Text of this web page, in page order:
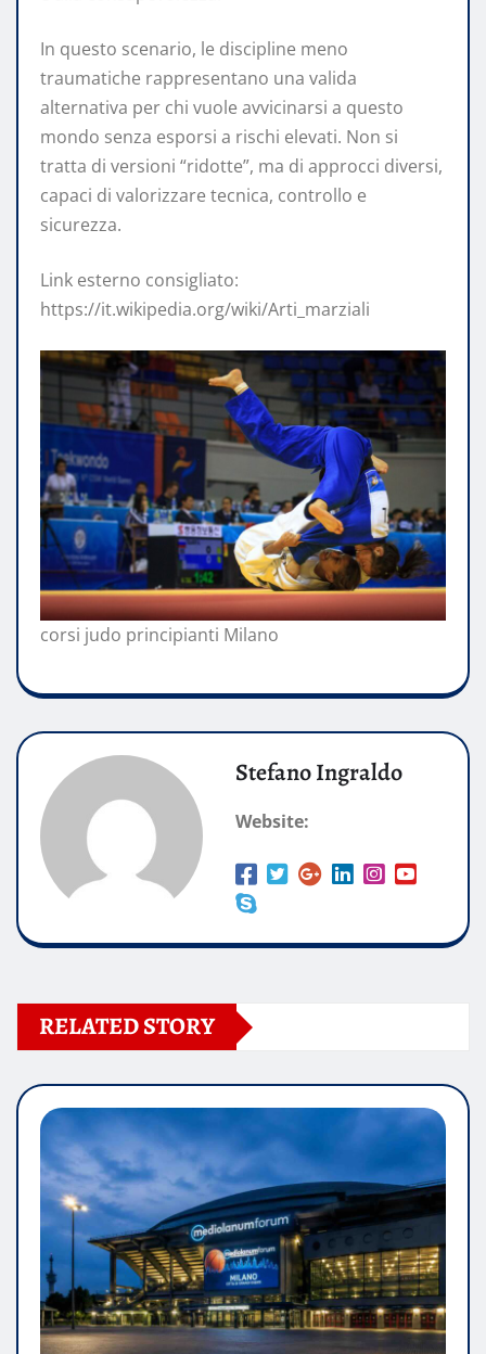
In questo scenario, le discipline meno
traumatiche rappresentano una valida
alternativa per chi vuole avvicinarsi a questo
mondo senza esporsi a rischi elevati. Non si
tratta di versioni “ridotte”, ma di approcci diversi,
capaci di valorizzare tecnica, controllo e
sicurezza.
Link esterno consigliato:
https://it.wikipedia.org/wiki/Arti_marziali
corsi judo principianti Milano
Stefano Ingraldo
Website:
RELATED STORY